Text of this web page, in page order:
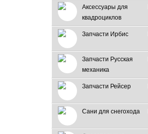
Аксессуары для
квадроциклов
Запчасти Ирбис
Запчасти Русская
механика
Запчасти Рейсер
Сани для снегохода